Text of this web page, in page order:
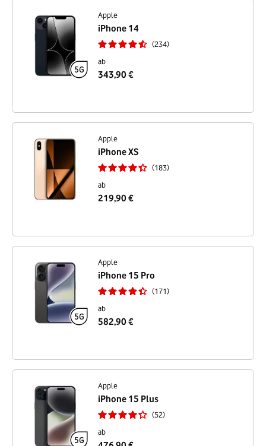
Apple
iPhone 14
234
ab
343,90 €
Apple
iPhone XS
183
ab
219,90 €
Apple
iPhone 15 Pro
171
ab
582,90 €
Apple
iPhone 15 Plus
52
ab